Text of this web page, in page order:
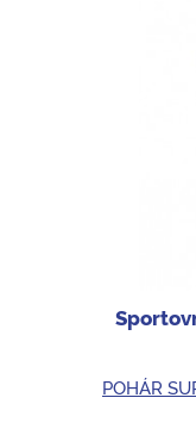
POHÁR